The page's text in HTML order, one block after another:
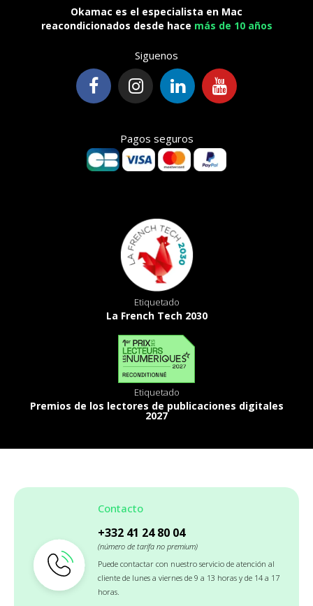
Okamac es el especialista en Mac
reacondicionados desde hace más de 10 años
Siguenos
Pagos seguros
Etiquetado
La French Tech 2030
Etiquetado
Premios de los lectores de publicaciones digitales
2027
Contacto
+332 41 24 80 04
(número de tarifa no premium)
Puede contactar con nuestro servicio de atención al
cliente de lunes a viernes de 9 a 13 horas y de 14 a 17
horas.